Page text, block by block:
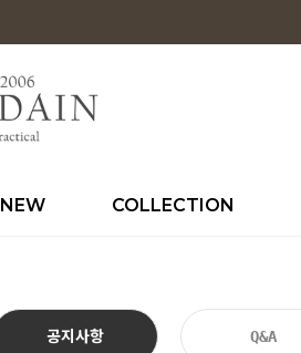
NEW COLLECTION
공지사항 Q&A